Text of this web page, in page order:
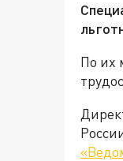
По их